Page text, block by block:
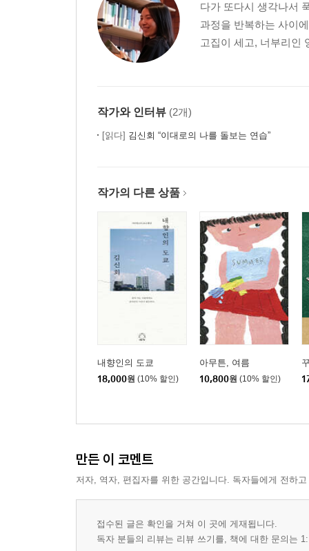
다가 또다시 생각나서
과정을 반복하는 사이
고집이 세고, 너부리인
작가와 인터뷰 (2개)
[읽다] 김신회 “이대로의 나를 돌보는 연습”
작가의 다른 상품
내향인의 도쿄
18,000원 (10% 할인)
아무튼, 여름
10,800원 (10% 할인)
만든 이 코멘트
저자, 역자, 편집자를 위한 공간입니다. 독자들에게 전하
접수된 글은 확인을 거쳐 이 곳에 게재됩니다.
독자 분들의 리뷰는 리뷰 쓰기를, 책에 대한 문의는